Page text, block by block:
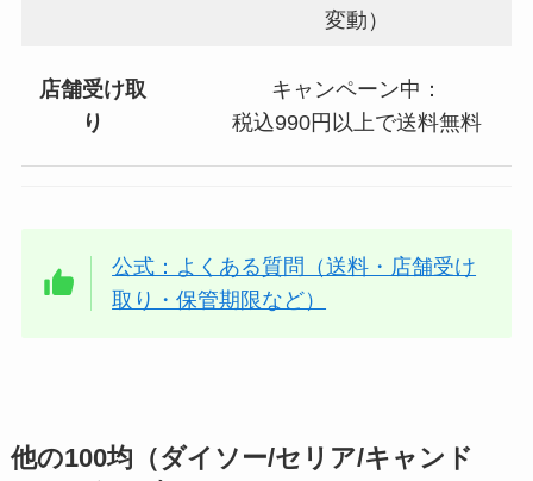
変動）
店舗受け取
り
キャンペーン中：
税込990円以上で送料無料
公式：よくある質問（送料・店舗受け
取り・保管期限など）
他の100均（ダイソー/セリア/キャンド